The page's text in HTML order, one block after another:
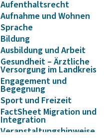
Aufenthaltsrecht
Aufnahme und Wohnen
Sprache
Bildung
Ausbildung und Arbeit
Gesundheit – Ärztliche
Versorgung im Landkreis
Engagement und
Begegnung
Sport und Freizeit
FactSheet Migration und
Integration
Veranstaltungshinweise